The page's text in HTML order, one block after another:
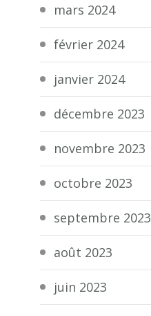
mars 2024
février 2024
janvier 2024
décembre 2023
novembre 2023
octobre 2023
septembre 2023
août 2023
juin 2023